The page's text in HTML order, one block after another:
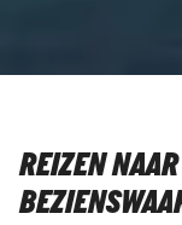
REIZEN